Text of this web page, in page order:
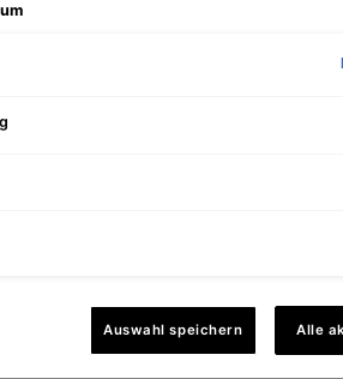
Auswahl speichern Alle